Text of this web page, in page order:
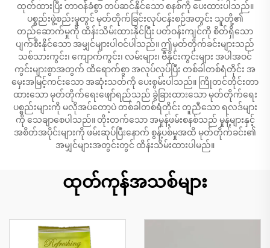
ထုတ်ထားပြီး တာဝန်ခံစွာ တပ်ဆင်နိုင်သော စနစ်ကို ပေးထားပါသည်။
ပစ္စည်းဖွဲ့စည်းမှုတွင် မုတ်တိုက်ခြင်းလုပ်ငန်းစဉ်အတွင်း သူတို့၏
တည်ဆောက်မှုကို ထိန်းသိမ်းထားနိုင်ပြီး ပတ်ဝန်းကျင်ကို စိတ်ရှိသော
ပျက်စီးနိုင်သော အမျှင်များပါဝင်ပါသည်။ ဤမုတ်တိုက်ခင်းများသည်
သစ်သားကွင်း၊ ကျောက်ကွင်း၊ လမ်းများ၊ ဗီနိုင်းကွင်းများ အပါအဝင်
ကွင်းများစွာအတွက် ထိရောက်စွာ အလုပ်လုပ်ပြီး တစ်ခါတစ်ရံတိုင်း အ
မှေးအမြင့်ကင်းသော အဆုံးသတ်ကို ပေးစွမ်းပါသည်။ ကြိုတင်တိုင်းတာ
ထားသော မုတ်တိုက်ရေးဖျော်ရည်သည် ခွဲခြားထားသော မုတ်တိုက်ရေး
ပစ္စည်းများကို မလိုအပ်တော့ပဲ တစ်ခါတစ်ရံတိုင်း တူညီသော ရလဒ်များ
ကို သေချာစေပါသည်။ တိုးတက်သော အမှုန့်ဖမ်းစနစ်သည် မှုန့်များနှင့်
အစိတ်အပိုင်းများကို ဖမ်းဆုပ်ပြီးနောက် စွန့်ပစ်မှုအထိ မုတ်တိုက်ခင်း၏
အမျှင်များအတွင်းတွင် ထိန်းသိမ်းထားပါမည်။
ထုတ်ကုန်အသစ်များ